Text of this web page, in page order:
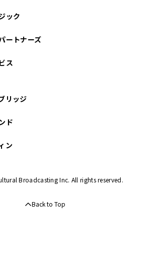
ック
ートナーズ
ス
リッジ
ド
ン
Broadcasting Inc. All rights reserved.
Back to Top